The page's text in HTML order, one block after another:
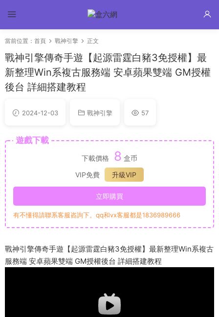
當前位置： 首頁 戰神引擎 正文
戰神引擎傳奇手遊【起源雷霆白豬3免授權】最
新整理Win系複古服務端 安卓蘋果雙端 GM授權
後台 詳細搭建教程
2024-12-03 戰神引擎 57
遊戲下載
下載價格 8 盒币
VIP免費
升級VIP
立即購買
有不懂得請聯系客服咨詢下。qq和vx客服都是1836989666
戰神引擎傳奇手遊【起源雷霆白豬3免授權】最新整理Win系複古
服務端 安卓蘋果雙端 GM授權後台 詳細搭建教程